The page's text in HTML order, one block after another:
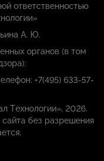
ответственностью
А. Ю.
органов (в том
+7(495) 633-57-
Технологии», 2026.
без разрешения